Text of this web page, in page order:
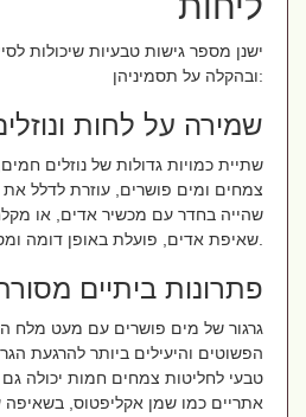
ישנן מספר גישות טבעיות שיכולות
שמירה על לחות ונוזלים
שתיית כמויות גדולות של נוזלים חמים,
צמחים ומים פושרים, עוזרת לדלל את
שהייה בחדר עם מכשיר אדים, או
פתרונות ביתיים
גרגור של מים פושרים עם מעט מלח
הפשוטים והיעילים ביותר להרגעת
טבעי לחליטות צמחים חמות יכולה גם
אתריים כמו שמן אקליפטוס, בשאיפה